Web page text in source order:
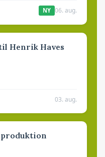
NY 06. aug.
Henrik Haves
03. aug.